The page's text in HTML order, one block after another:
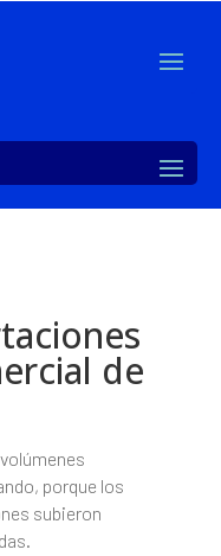
de
porque los
subieron